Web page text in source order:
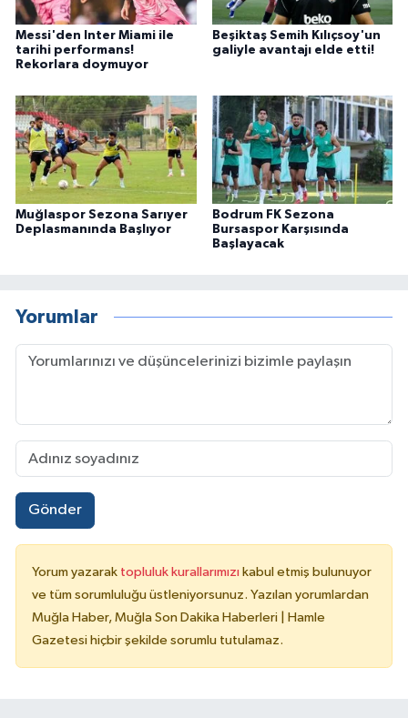
Messi'den Inter Miami ile
tarihi performans!
Rekorlara doymuyor
Beşiktaş Semih Kılıçsoy'un
galiyle avantajı elde etti!
Muğlaspor Sezona Sarıyer
Deplasmanında Başlıyor
Bodrum FK Sezona
Bursaspor Karşısında
Başlayacak
Yorumlar
Gönder
Yorum yazarak topluluk kurallarımızı kabul etmiş bulunuyor
ve tüm sorumluluğu üstleniyorsunuz. Yazılan yorumlardan
Muğla Haber, Muğla Son Dakika Haberleri | Hamle
Gazetesi hiçbir şekilde sorumlu tutulamaz.